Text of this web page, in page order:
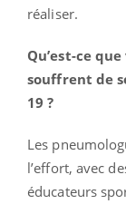
réaliser.
Qu’est-ce
souffrent de
19 ?
Les
l’effort, avec
éducateurs